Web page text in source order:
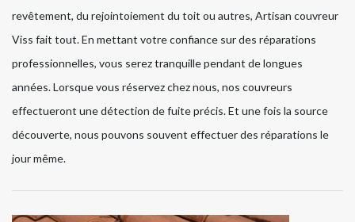
revêtement, du rejointoiement du toit ou autres, Artisan couvreur
Viss fait tout. En mettant votre confiance sur des réparations
professionnelles, vous serez tranquille pendant de longues
années. Lorsque vous réservez chez nous, nos couvreurs
effectueront une détection de fuite précis. Et une fois la source
découverte, nous pouvons souvent effectuer des réparations le
jour même.